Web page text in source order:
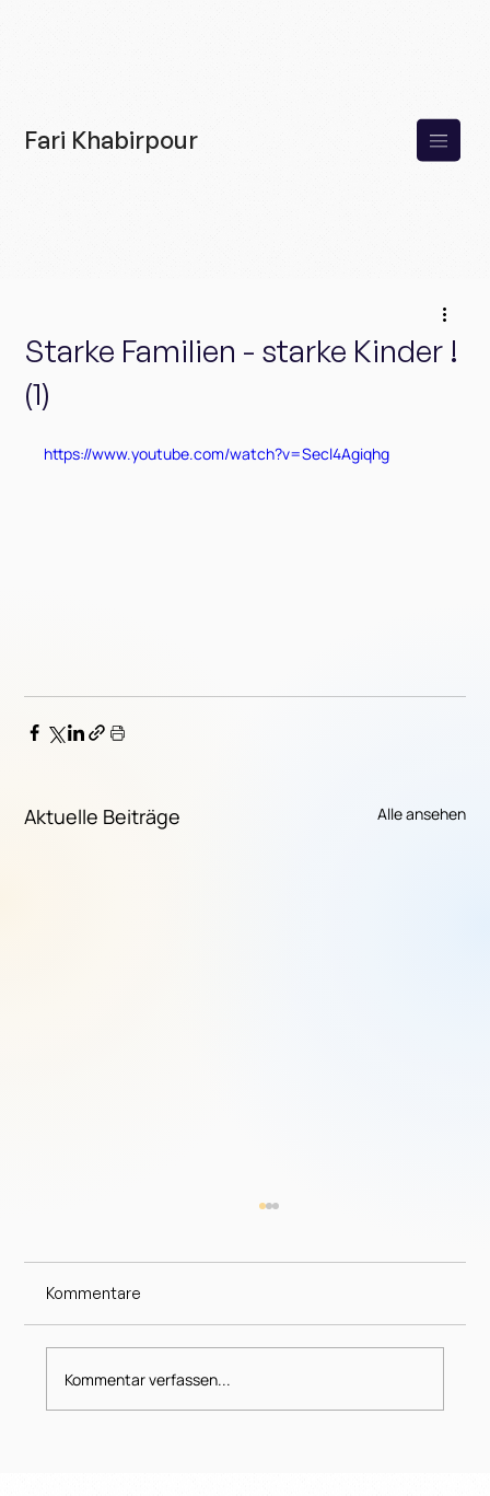
Fari Khabirpour
Starke Familien - starke Kinder !
(1)
https://www.youtube.com/watch?v=Secl4Agiqhg
Aktuelle Beiträge Alle ansehen
Kommentare
Kommentar verfassen...